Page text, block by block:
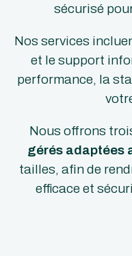
sécurisé
Nos services
et le support
performance, la
Nous offrons
gérés adaptées
tailles, afin de
efficace et